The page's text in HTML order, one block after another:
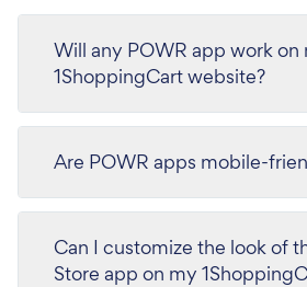
Will any POWR app work on
1ShoppingCart website?
Are POWR apps mobile-
Can I customize the look of
Store app on my